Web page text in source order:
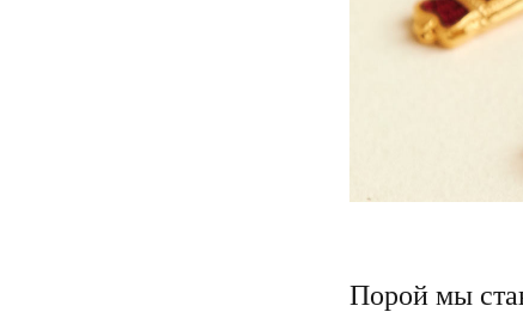
Порой мы